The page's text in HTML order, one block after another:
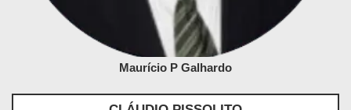
Maurício P Galhardo